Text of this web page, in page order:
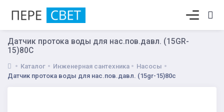
Датчик протока воды для нас.пов.давл. (15GR-
15)80С
Каталог Инженерная сантехника
Насосы
Датчик протока воды для нас.пов.давл. (15gr-15)80с